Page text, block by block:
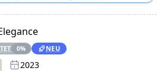
0% NEU
2023